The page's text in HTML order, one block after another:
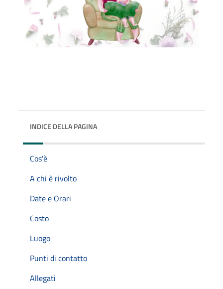
INDICE DELLA PAGINA
Cos'è
A chi è rivolto
Date e Orari
Costo
Luogo
Punti di contatto
Allegati